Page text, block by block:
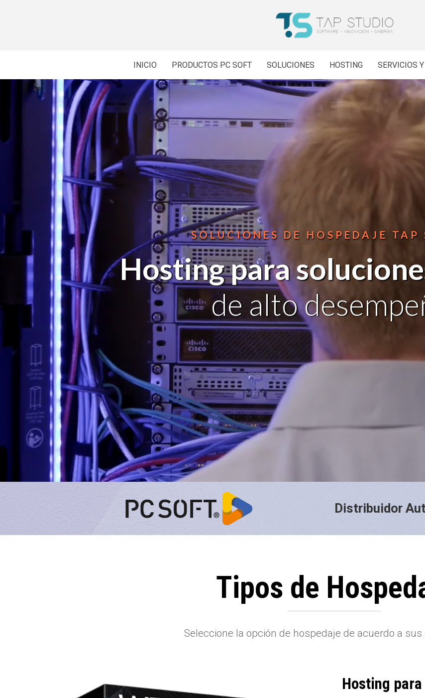
INICIO PRODUCTOS PC SOFT SOLUCIONES HOSTING SERVICIOS
SOLUCIONES DE HOSPEDAJE
Hosting para
de alto
​Distribuidor
Tipos de
Seleccione la opción de hospedaje de acuerdo a
Hosting para